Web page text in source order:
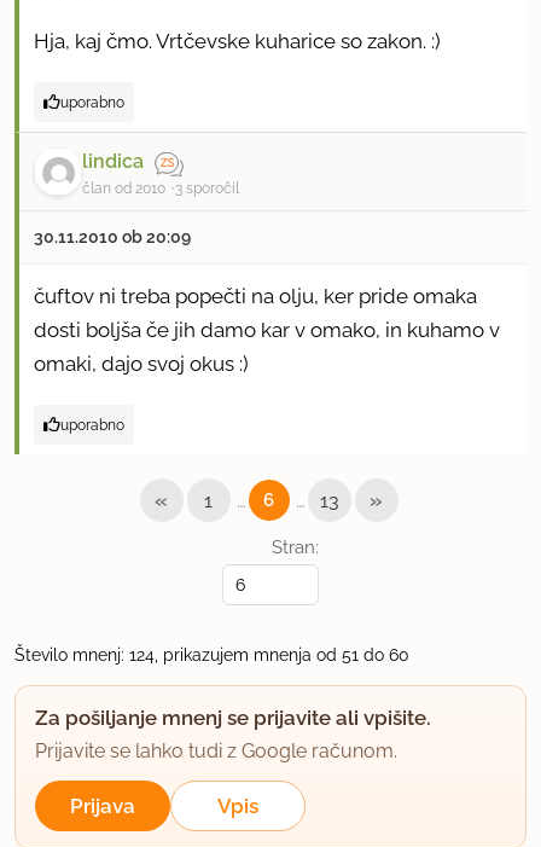
Hja, kaj čmo. Vrtčevske kuharice so zakon. :)
uporabno
lindica
član od 2010 3 sporočil
30.11.2010 ob 20:09
čuftov ni treba popečti na olju, ker pride omaka
dosti boljša če jih damo kar v omako, in kuhamo v
omaki, dajo svoj okus :)
uporabno
Stran:
« 1 … 6 … 13 »
Število mnenj: 124, prikazujem mnenja od 51 do 60
Za pošiljanje mnenj se prijavite ali vpišite.
Prijavite se lahko tudi z Google računom.
Prijava Vpis